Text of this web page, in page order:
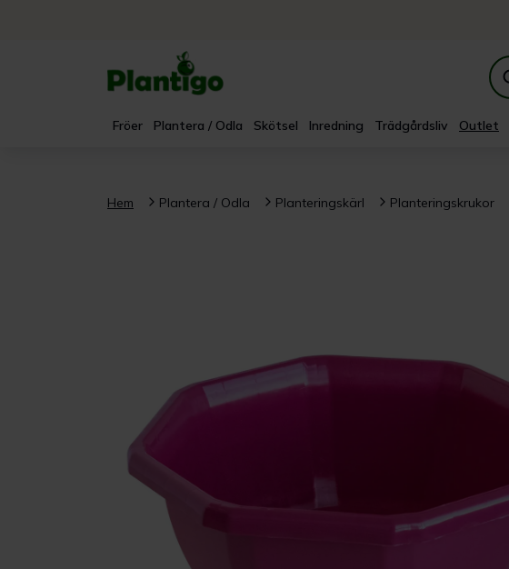
Fröer Plantera / Odla Skötsel Inredning Trädgårdsliv Outlet
Hem Plantera / Odla Planteringskärl Planteringskrukor